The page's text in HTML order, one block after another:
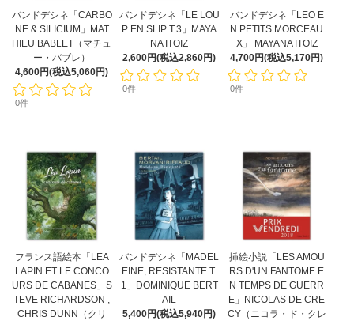
バンドデシネ「CARBO
NE & SILICIUM」MAT
HIEU BABLET（マチュ
ー・バブレ）
4,600円(税込5,060円)
0件
バンドデシネ「LE LOU
P EN SLIP T.3」MAYA
NA ITOIZ
2,600円(税込2,860円)
0件
バンドデシネ「LEO E
N PETITS MORCEAU
X」 MAYANA ITOIZ
4,700円(税込5,170円)
0件
フランス語絵本「LEA
LAPIN ET LE CONCO
URS DE CABANES」S
TEVE RICHARDSON ,
CHRIS DUNN（クリ
バンドデシネ「MADEL
EINE, RESISTANTE T.
1」DOMINIQUE BERT
AIL
5,400円(税込5,940円)
挿絵小説「LES AMOU
RS D'UN FANTOME E
N TEMPS DE GUERR
E」NICOLAS DE CRE
CY（ニコラ・ド・クレ